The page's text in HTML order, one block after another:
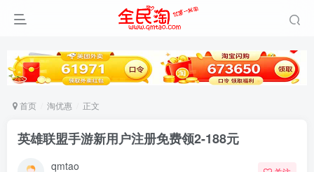
首页 淘优惠 正文
英雄联盟手游新用户注册免费领2-188元
qmtao